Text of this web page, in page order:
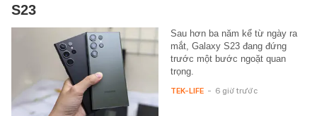
S23
Sau hơn ba năm kể từ ngày ra
mắt, Galaxy S23 đang đứng
trước một bước ngoặt quan
trọng.
TEK-LIFE - 6 giờ trước